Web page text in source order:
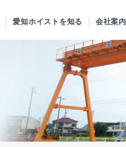
愛知ホイストを知る 会社案内